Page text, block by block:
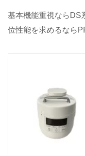
基本機能重視ならDS
位性能を求めるなら